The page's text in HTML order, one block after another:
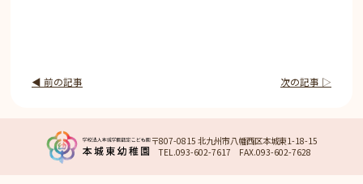
◀︎ 前の記事 次の記事 ▷
〒807-0815 北九州市八幡西区本城東1-18-15
TEL.093-602-7617 FAX.093-602-7628